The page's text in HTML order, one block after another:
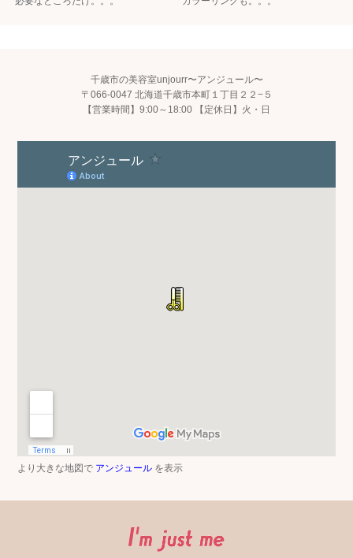
千歳市の美容室unjourr〜アンジュール〜
〒066-0047 北海道千歳市本町１丁目２２−５
【営業時間】9:00～18:00 【定休日】火・日
より大きな地図で アンジュール を表示